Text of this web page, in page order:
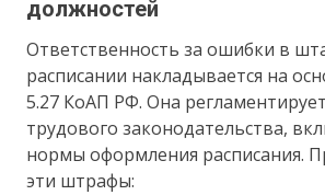
должностей
Ответственность за ошибки в
расписании накладывается на
5.27 КоАП РФ. Она
трудового законодательства,
нормы оформления расписания.
эти штрафы: